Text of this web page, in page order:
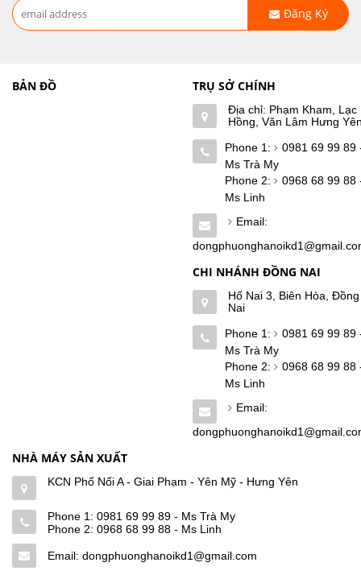
Đăng Ký
BẢN ĐỒ TRỤ SỞ CHÍNH
Địa chỉ: Phạm Kham, Lạc
Hồng, Văn Lâm Hưng
Phone 1:
0981 69 99 89
Ms Trà My
Phone 2:
0968 68 99 88
Ms Linh
Email:
CHI NHÁNH ĐỒNG NAI
Hố Nai 3, Biên Hòa, Đồng
Nai
Phone 1:
0981 69 99 89
Ms Trà My
Phone 2:
0968 68 99 88
Ms Linh
Email:
NHÀ MÁY SẢN XUẤT
KCN Phố Nối A - Giai Phạm - Yên Mỹ - Hưng Yên
Phone 1: 0981 69 99 89 - Ms Trà My
Phone 2: 0968 68 99 88 - Ms Linh
Email: dongphuonghanoikd1@gmail.com